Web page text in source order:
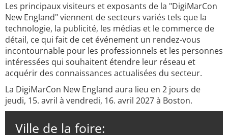
Les principaux visiteurs et exposants de la "DigiMarCon
New England" viennent de secteurs variés tels que la
technologie, la publicité, les médias et le commerce de
détail, ce qui fait de cet événement un rendez-vous
incontournable pour les professionnels et les personnes
intéressées qui souhaitent étendre leur réseau et
acquérir des connaissances actualisées du secteur.
La DigiMarCon New England aura lieu en 2 jours de
jeudi, 15. avril à vendredi, 16. avril 2027 à Boston.
Ville de la foire: